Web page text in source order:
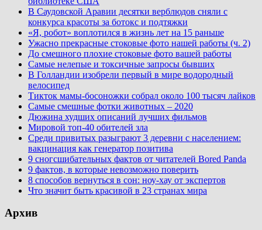
В Саудовской Аравии десятки верблюдов сняли с
конкурса красоты за ботокс и подтяжки
«Я, робот» воплотился в жизнь лет на 15 раньше
Ужасно прекрасные стоковые фото нашей работы (ч. 2)
До смешного плохие стоковые фото вашей работы
Самые нелепые и токсичные запросы бывших
В Голландии изобрели первый в мире водородный
велосипед
Тикток мамы-босоножки собрал около 100 тысяч лайков
Самые смешные фотки животных – 2020
Дюжина худших описаний лучших фильмов
Мировой топ-40 обителей зла
Среди привитых разыграют 3 деревни с населением:
вакцинация как генератор позитива
9 сногсшибательных фактов от читателей Bored Panda
9 фактов, в которые невозможно поверить
8 способов вернуться в сон: ноу-хау от экспертов
Что значит быть красивой в 23 странах мира
Архив